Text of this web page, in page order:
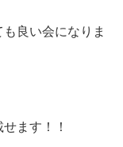
良い会になりま
ます！！